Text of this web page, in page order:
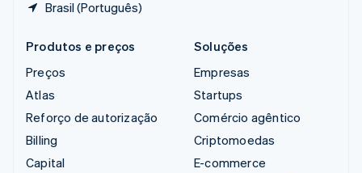
Brasil (Português)
Produtos e preços
Preços
Atlas
Reforço de autorização
Billing
Capital
Soluções
Empresas
Startups
Comércio agêntico
Criptomoedas
E-commerce